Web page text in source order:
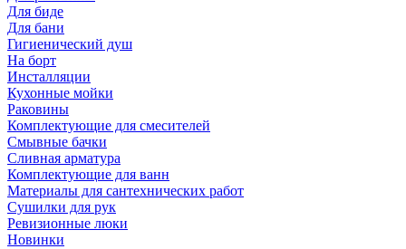
Для биде
Для бани
Гигиенический душ
На борт
Инсталляции
Кухонные мойки
Раковины
Комплектующие для смесителей
Смывные бачки
Сливная арматура
Комплектующие для ванн
Материалы для сантехнических работ
Сушилки для рук
Ревизионные люки
Новинки